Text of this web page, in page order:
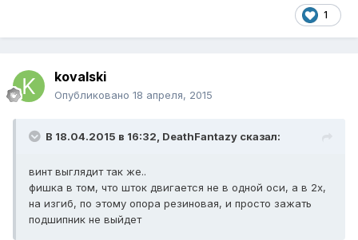
1
kovalski
Опубликовано 18 апреля, 2015
В 18.04.2015 в 16:32, DeathFantazy сказал:
винт выглядит так же..
фишка в том, что шток двигается не в одной оси, а в 2х,
на изгиб, по этому опора резиновая, и просто зажать
подшипник не выйдет